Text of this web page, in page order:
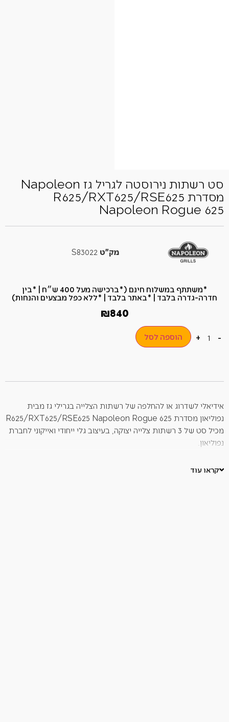
סט רשתות נירוסטה לגריל גז Napoleon
מסדרת R625/RXT625/RSE625
Napoleon Rogue 625
מק"ט
*משתתף במשלוח חינם (*ברכישה מעל 400 ש״ח​ | *בין
חדרה-גדרה בלבד | *באתר בלבד | *ללא כפל מבצעים והנחות)
₪840
-
+ הוספה לסל
אידיאלי לשדרוג או להחלפה של רשתות הצלייה בגרילי גז מבית
נפוליאון מסדרת R625/RXT625/RSE625 Napoleon Rogue 625
מכיל סט של 3 רשתות צלייה יצוקה, בעיצוב גלי ייחודי ואייקוני לחברת
נפוליאון.
R625/RXT625/RSE625 Napoleon Rogue 625.
קראו עוד